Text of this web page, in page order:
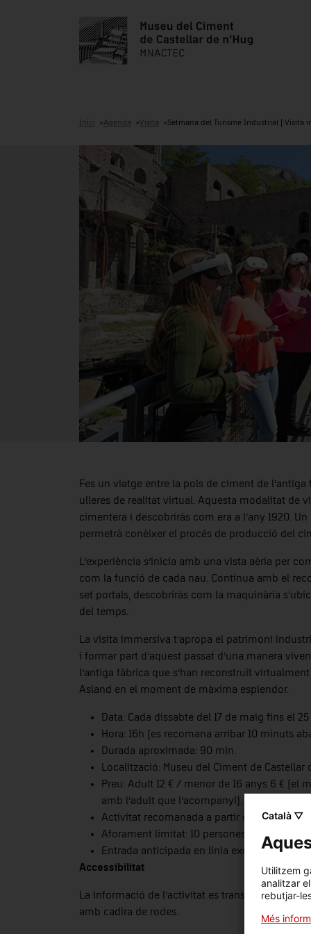
Inici Agenda Visita Setmana del Turisme Industrial | Visita
Fes un viatge entre la pols de ciment de
ulleres de realitat virtual. Aquesta modalitat de
cimentera i descobriràs com era a l’any 1920.
permetrà conèixer el procés de producció del
L’experiència s’inicia amb una vista aèria per
com la funció de cada nau. Continua amb el
set portals, descobriràs com la maquinària
del temps.
La visita immersiva t’apropa el patrimoni
i formar part d’aquest passat d’una manera
l’antiga fàbrica que s’han reconstruït
Asland en el moment de màxima esplendor.
Data: Cada dissabte del 17 de maig fins el 25
Hora: 16h (es recomana arribar 10 minuts
Durada aproximada: 90 min.
Localització: Museu del Ciment de Castellar
Preu: Adult 12 € / menor de 16 anys 6 € (el
amb l’adult que l’acompanyi).
Activitat recomanada a partir de 10 anys.
Aforament limitat: 10 persones (adults).
Entrada anticipada en línia exclusivament.
Accessibilitat
La informació de l’activitat es transmet a través
amb cadira de rodes.
Català ▽
Utilitzem
analitzar
rebutjar-
Més